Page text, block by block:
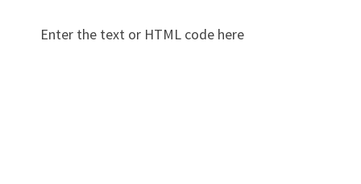
Enter the text or HTML code here